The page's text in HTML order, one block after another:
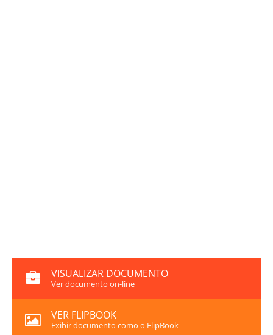
VISUALIZAR DOCUMENTO
Ver documento on-line
VER FLIPBOOK
Exibir documento como o FlipBook